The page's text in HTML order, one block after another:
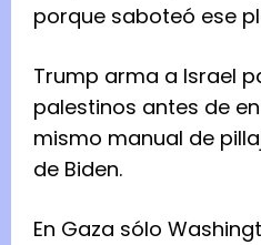
porque saboteó ese
Trump arma a Israel
palestinos antes de
mismo manual de
de Biden.
En Gaza sólo